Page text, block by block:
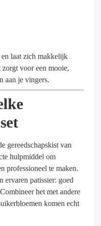
laat zich makkelijk
voor een mooie,
aan je vingers.
gereedschapskist van
hulpmiddel om
professioneel te maken.
ervaren patissier: goed
het met andere
komen echt